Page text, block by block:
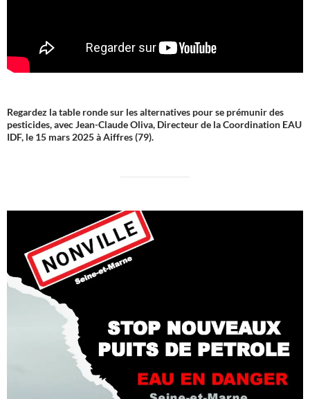
Regardez la table ronde sur les alternatives pour se prémunir des
pesticides, avec Jean-Claude Oliva, Directeur de la Coordination EAU
IDF, le 15 mars 2025 à Aiffres (79).